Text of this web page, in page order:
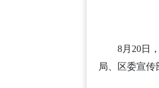
8月20日
局、区委宣